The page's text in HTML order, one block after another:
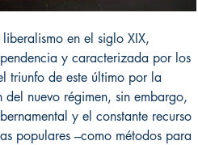
en el siglo XIX,
y caracterizada por los
triunfo de este último por la
nuevo régimen, sin embargo,
y el constante recurso
populares –como métodos para